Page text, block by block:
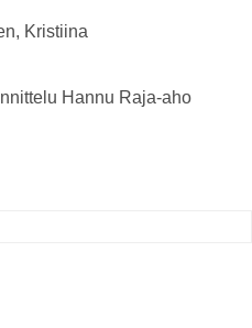
Kristiina
Hannu Raja-aho